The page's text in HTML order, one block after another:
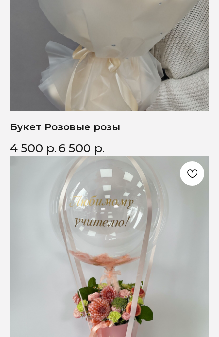
Букет Розовые розы
4 500 р.6 500 р.